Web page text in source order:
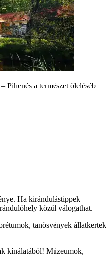
Pihenés a természet öleléséb
Ha kirándulástippek
közül válogathat.
tanösvények állatkertek
kínálatából! Múzeumok,